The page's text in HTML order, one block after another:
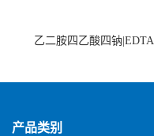
乙二胺四乙酸四钠
产品类别